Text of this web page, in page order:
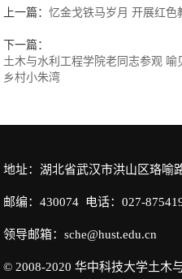
上一篇：忆金戈铁马岁月 开展红色
下一篇：
土木与水利工程学院老同志参观
乡村小朱湾
地址：湖北省武汉市洪山区珞喻
邮编：430074 电话：027-
领导邮箱：sche@hust.edu.cn
© 2008-2020 华中科技大学土木